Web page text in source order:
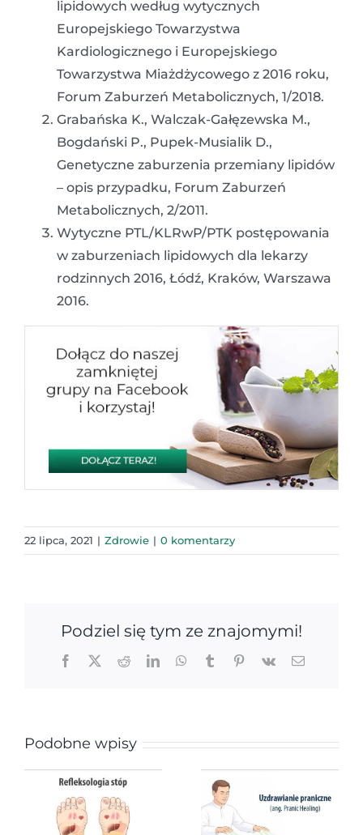
lipidowych według wytycznych
Europejskiego Towarzystwa
Kardiologicznego i Europejskiego
Towarzystwa Miażdżycowego z 2016 roku,
Forum Zaburzeń Metabolicznych, 1/2018.
Grabańska K., Walczak-Gałęzewska M.,
Bogdański P., Pupek-Musialik D.,
Genetyczne zaburzenia przemiany lipidów
– opis przypadku, Forum Zaburzeń
Metabolicznych, 2/2011.
Wytyczne PTL/KLRwP/PTK postępowania
w zaburzeniach lipidowych dla lekarzy
rodzinnych 2016, Łódź, Kraków, Warszawa
2016.
22 lipca, 2021 | Zdrowie | 0 komentarzy
Podziel się tym ze znajomymi!
Facebook
X RedditLinkedInWhatsApp
TumblrPinterest
Vk Email
Podobne wpisy